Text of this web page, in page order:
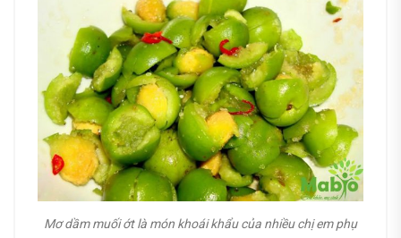
Mơ dầm muối ớt là món khoái khẩu của nhiều chị em phụ